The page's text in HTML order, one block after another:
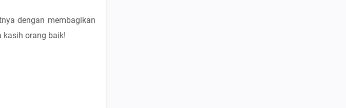
dengan membagikan
kasih orang baik!